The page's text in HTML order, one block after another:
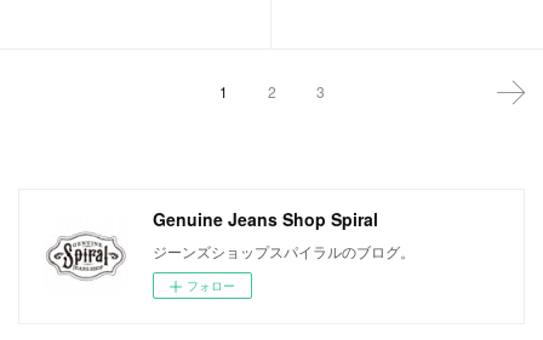
1 2 3
Genuine Jeans Shop Spiral
ジーンズショップスパイラルのブログ。
フォロー